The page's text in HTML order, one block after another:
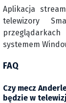
Aplikacja
telewizory
systemem
FAQ
Czy mecz
będzie w